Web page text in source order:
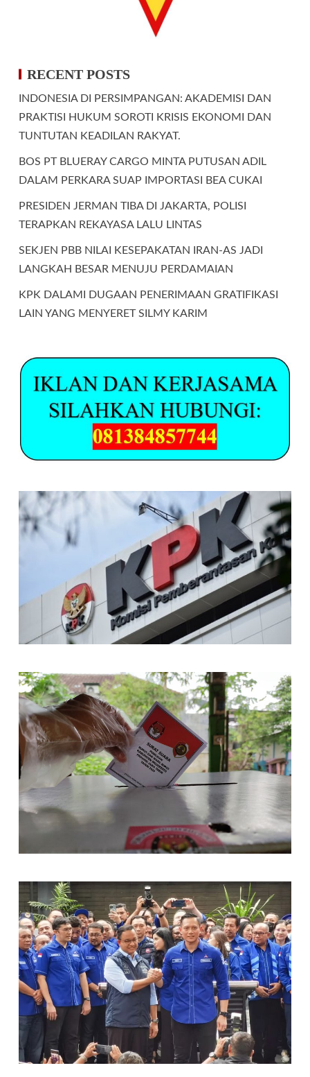
RECENT POSTS
INDONESIA DI PERSIMPANGAN: AKADEMISI DAN
PRAKTISI HUKUM SOROTI KRISIS EKONOMI DAN
TUNTUTAN KEADILAN RAKYAT.
BOS PT BLUERAY CARGO MINTA PUTUSAN ADIL
DALAM PERKARA SUAP IMPORTASI BEA CUKAI
PRESIDEN JERMAN TIBA DI JAKARTA, POLISI
TERAPKAN REKAYASA LALU LINTAS
SEKJEN PBB NILAI KESEPAKATAN IRAN-AS JADI
LANGKAH BESAR MENUJU PERDAMAIAN
KPK DALAMI DUGAAN PENERIMAAN GRATIFIKASI
LAIN YANG MENYERET SILMY KARIM